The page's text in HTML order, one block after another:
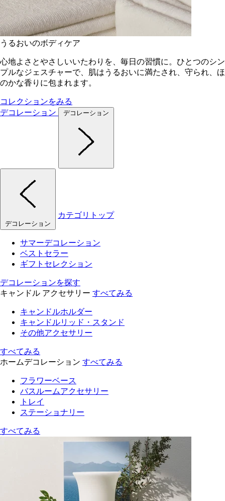
うるおいのボディケア
心地よさとやさしいいたわりを、毎日の習慣に。ひとつのシン
プルなジェスチャーで、肌はうるおいに満たされ、守られ、ほ
のかな香りに包まれます。
コレクションをみる
デコレーション
デコレーション
デコレーション
カテゴリトップ
サマーデコレーション
ベストセラー
ギフトセレクション
デコレーションを探す
キャンドル アクセサリー すべてみる
キャンドルホルダー
キャンドルリッド・スタンド
その他アクセサリー
すべてみる
ホームデコレーション すべてみる
フラワーベース
バスルームアクセサリー
トレイ
ステーショナリー
すべてみる